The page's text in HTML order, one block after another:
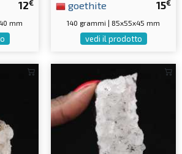
12€
mm
15€
goethite
140 grammi | 85x55x45 mm
vedi il prodotto